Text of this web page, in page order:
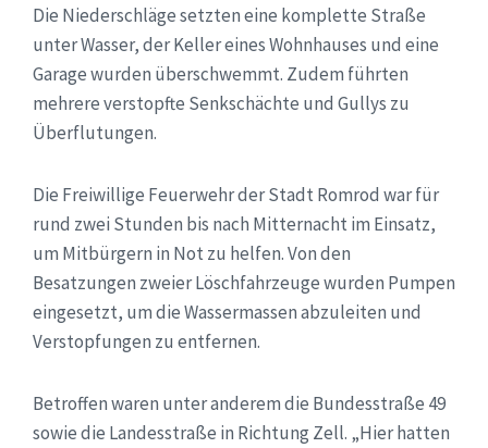
Die Niederschläge setzten eine komplette Straße
unter Wasser, der Keller eines Wohnhauses und eine
Garage wurden überschwemmt. Zudem führten
mehrere verstopfte Senkschächte und Gullys zu
Überflutungen.
Die Freiwillige Feuerwehr der Stadt Romrod war für
rund zwei Stunden bis nach Mitternacht im Einsatz,
um Mitbürgern in Not zu helfen. Von den
Besatzungen zweier Löschfahrzeuge wurden Pumpen
eingesetzt, um die Wassermassen abzuleiten und
Verstopfungen zu entfernen.
Betroffen waren unter anderem die Bundesstraße 49
sowie die Landesstraße in Richtung Zell. „Hier hatten